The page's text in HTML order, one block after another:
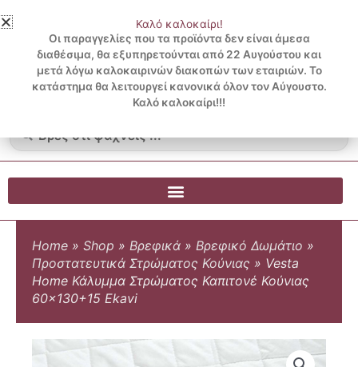
στο
περιεχόμενο
3 ΔΟΣΕΙΣ ΧΩΡΙΣ ΠΙΣΤΩΤΙΚΗ ΜΕ KLARNA
...
Λογαριασμός
Blog
0.00€
0
Cart
Home » Shop » Βρεφικά » Βρεφικό Δωμάτιο »
Προστατευτικά Στρώματος Κούνιας » Vesta
Home Κάλυμμα Στρώματος Καπιτονέ Κούνιας
60×130+15 Ekavi
Καλό καλοκαίρι!
Οι παραγγελίες που τα προϊόντα δεν είναι άμεσα
διαθέσιμα, θα εξυπηρετούνται από 22 Αυγούστου και
μετά λόγω καλοκαιρινών διακοπών των εταιριών. Το
κατάστημα θα λειτουργεί κανονικά όλον τον Αύγουστο.
Καλό καλοκαίρι!!!